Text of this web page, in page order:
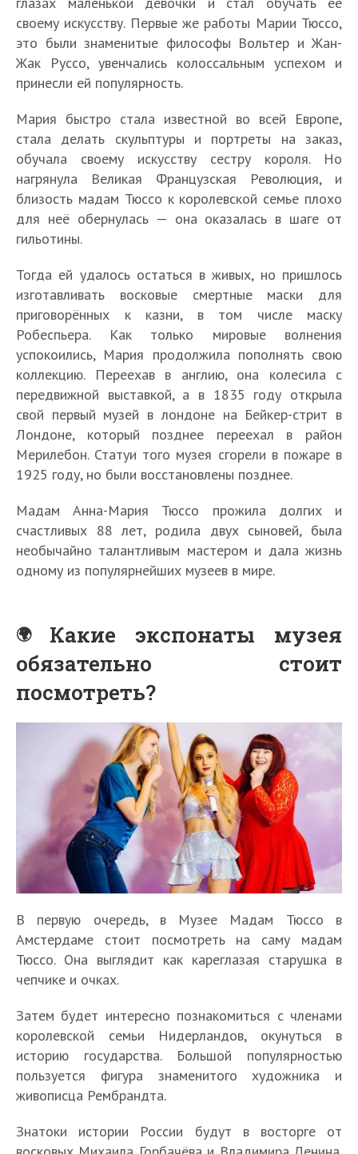
своему искусству. Первые же работы Марии Тюссо,
это были знаменитые философы Вольтер и Жан-
Жак Руссо, увенчались колоссальным успехом и
принесли ей популярность.
Мария быстро стала известной во всей Европе,
стала делать скульптуры и портреты на заказ,
обучала своему искусству сестру короля. Но
нагрянула Великая Французская Революция, и
близость мадам Тюссо к королевской семье плохо
для неё обернулась — она оказалась в шаге от
гильотины.
Тогда ей удалось остаться в живых, но пришлось
изготавливать восковые смертные маски для
приговорённых к казни, в том числе маску
Робеспьера. Как только мировые волнения
успокоились, Мария продолжила пополнять свою
коллекцию. Переехав в англию, она колесила с
передвижной выставкой, а в 1835 году открыла
свой первый музей в лондоне на Бейкер-стрит в
Лондоне, который позднее переехал в район
Мерилебон. Статуи того музея сгорели в пожаре в
1925 году, но были восстановлены позднее.
Мадам Анна-Мария Тюссо прожила долгих и
счастливых 88 лет, родила двух сыновей, была
необычайно талантливым мастером и дала жизнь
одному из популярнейших музеев в мире.
Какие экспонаты музея
обязательно стоит
посмотреть?
В первую очередь, в Музее Мадам Тюссо в
Амстердаме стоит посмотреть на саму мадам
Тюссо. Она выглядит как кареглазая старушка в
чепчике и очках.
Затем будет интересно познакомиться с членами
королевской семьи Нидерландов, окунуться в
историю государства. Большой популярностью
пользуется фигура знаменитого художника и
живописца Рембрандта.
Знатоки истории России будут в восторге от